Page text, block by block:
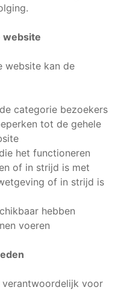
website
website kan de
categorie bezoekers
tot de gehele
het functioneren
of in strijd is met
of in strijd is
hebben
voeren
verantwoordelijk voor